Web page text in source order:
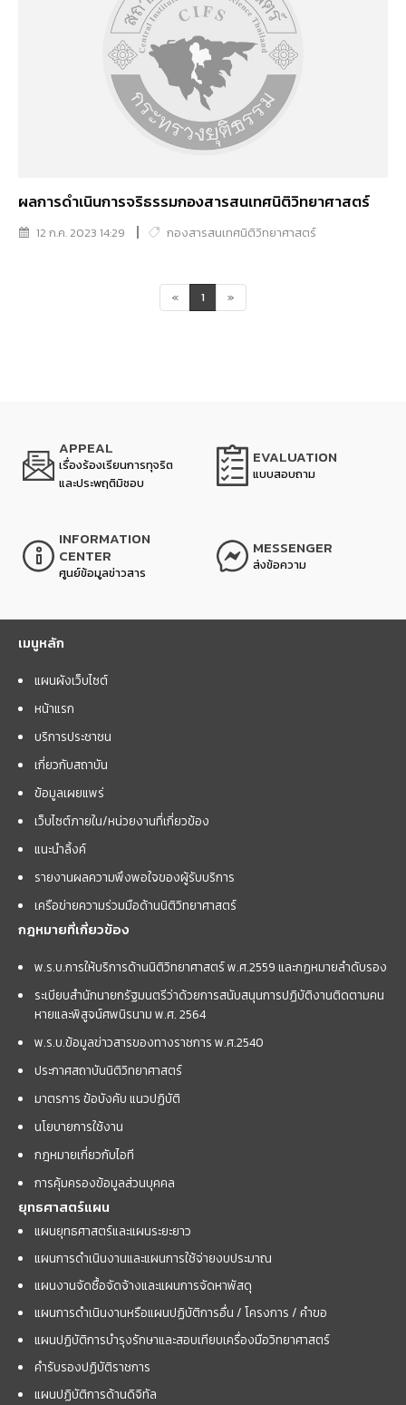
ผลการดำเนินการจริธรรมกองสารสนเทศนิติวิทยาศาสตร์
12 ก.ค. 2023 14:29 กองสารสนเทศนิติวิทยาศาสตร์
« 1 »
APPEAL
เรื่องร้องเรียนการทุจริต
และประพฤติมิชอบ
EVALUATION
แบบสอบถาม
INFORMATION
CENTER
ศูนย์ข้อมูลข่าวสาร
MESSENGER
ส่งข้อความ
เมนูหลัก
แผนผังเว็บไซต์
หน้าแรก
บริการประชาชน
เกี่ยวกับสถาบัน
ข้อมูลเผยแพร่
เว็บไซต์ภายใน/หน่วยงานที่เกี่ยวข้อง
แนะนำลิ้งค์
รายงานผลความพึงพอใจของผู้รับบริการ
เครือข่ายความร่วมมือด้านนิติวิทยาศาสตร์
กฎหมายที่เกี่ยวข้อง
พ.ร.บ.การให้บริการด้านนิติวิทยาศาสตร์ พ.ศ.2559 และกฏหมายลำดับรอง
ระเบียบสำนักนายกรัฐมนตรีว่าด้วยการสนับสนุนการปฏิบัติงานติดตามคน
หายและพิสูจน์ศพนิรนาม พ.ศ. 2564
พ.ร.บ.ข้อมูลข่าวสารของทางราชการ พ.ศ.2540
ประกาศสถาบันนิติวิทยาศาสตร์
มาตรการ ข้อบังคับ แนวปฏิบัติ
นโยบายการใช้งาน
กฎหมายเกี่ยวกับไอที
การคุ้มครองข้อมูลส่วนบุคคล
ยุทธศาสตร์แผน
แผนยุทธศาสตร์และแผนระยะยาว
แผนการดำเนินงานและแผนการใช้จ่ายงบประมาณ
แผนงานจัดซื้อจัดจ้างและแผนการจัดหาพัสดุ
แผนการดำเนินงานหรือแผนปฏิบัติการอื่น / โครงการ / คำขอ
แผนปฏิบัติการบำรุงรักษาและสอบเทียบเครื่องมือวิทยาศาสตร์
คำรับรองปฏิบัติราชการ
แผนปฏิบัติการด้านดิจิทัล